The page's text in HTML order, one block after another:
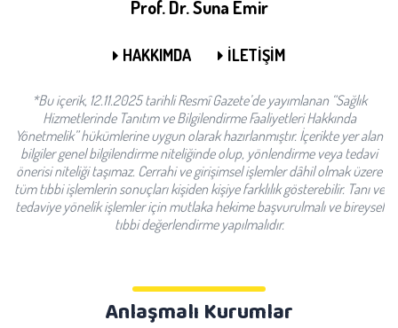
Prof. Dr. Suna Emir
HAKKIMDA İLETİŞİM
*Bu içerik, 12.11.2025 tarihli Resmî Gazete’de yayımlanan “Sağlık
Hizmetlerinde Tanıtım ve Bilgilendirme Faaliyetleri Hakkında
Yönetmelik” hükümlerine uygun olarak hazırlanmıştır. İçerikte yer alan
bilgiler genel bilgilendirme niteliğinde olup, yönlendirme veya tedavi
önerisi niteliği taşımaz. Cerrahi ve girişimsel işlemler dâhil olmak üzere
tüm tıbbi işlemlerin sonuçları kişiden kişiye farklılık gösterebilir. Tanı ve
tedaviye yönelik işlemler için mutlaka hekime başvurulmalı ve bireysel
tıbbi değerlendirme yapılmalıdır.
Anlaşmalı Kurumlar